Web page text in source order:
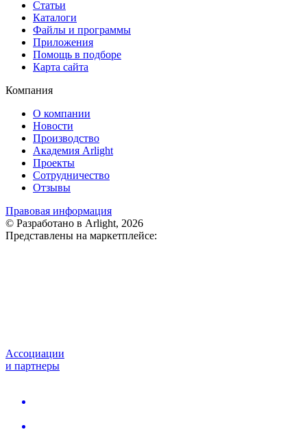
Статьи
Каталоги
Файлы и программы
Приложения
Помощь в подборе
Карта сайта
Компания
О компании
Новости
Производство
Академия Arlight
Проекты
Сотрудничество
Отзывы
Правовая информация
© Разработано в Arlight, 2026
Представлены на маркетплейсе:
Ассоциации
и партнеры